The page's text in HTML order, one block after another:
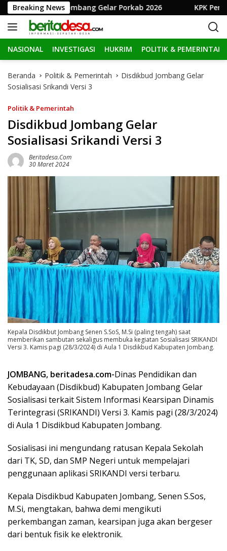
a
g
u
Breaking News
Pemkab Jombang Gelar Porkab 2026 KPK
NASIONAL INVESTIGASI HUKRIM POLITIK & PEMERINTAH
Beranda Politik & Pemerintah
Disdikbud Jombang Gelar
Sosialisasi Srikandi Versi 3
Politik & Pemerintah
Disdikbud Jombang Gelar
Sosialisasi Srikandi Versi 3
Beritadesa.com
30 Maret 2024
Kepala Disdikbut Jombang Senen S.SoS, M.Si (paling tengah) saat
memberikan sambutan sekaligus membuka kegiatan Sosialisasi SRIKANDI
Versi 3. Kamis pagi (28/3/2024) di Aula 1 Disdikbud Kabupaten Jombang.
JOMBANG, beritadesa.com-Dinas Pendidikan dan
Kebudayaan (Disdikbud) Kabupaten Jombang Gelar
Sosialisasi terkait Sistem Informasi Kearsipan Dinamis
Terintegrasi (SRIKANDI) Versi 3. Kamis pagi (28/3/2024)
di Aula 1 Disdikbud Kabupaten Jombang.
Sosialisasi ini mengundang ratusan Kepala Sekolah
dari TK, SD, dan SMP Negeri untuk mempelajari
penggunaan aplikasi SRIKANDI versi terbaru.
Kepala Disdikbud Kabupaten Jombang, Senen S.Sos,
M.Si, mengtakan, bahwa demi mengikuti
perkembangan zaman, kearsipan juga akan bergeser
dari bentuk fisik ke elektronik.